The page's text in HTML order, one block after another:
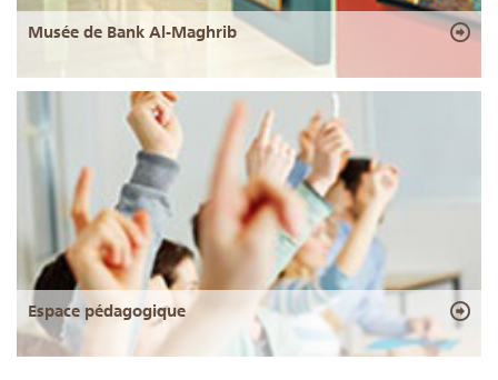
Musée de Bank Al-Maghrib
Espace pédagogique